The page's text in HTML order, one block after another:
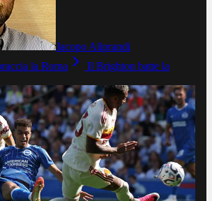
Jacopo Aliprandi
la Roma
Il Brighton batte la